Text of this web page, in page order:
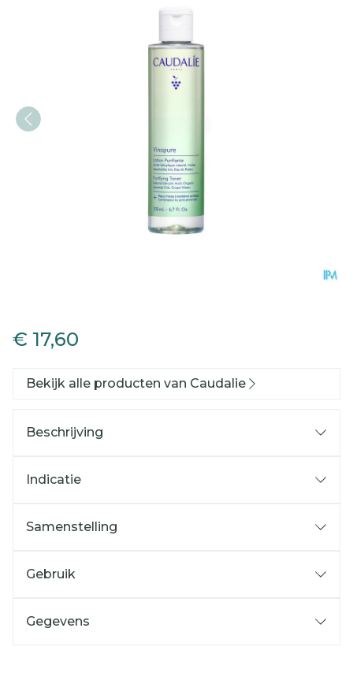
€ 17,60
Bekijk alle producten van Caudalie
Beschrijving
Indicatie
Samenstelling
Gebruik
Gegevens